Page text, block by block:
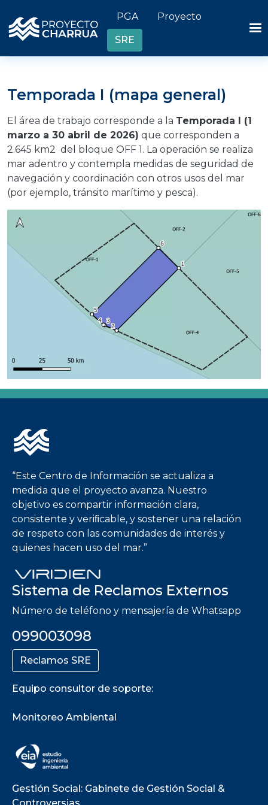
Header links
PGA Proyecto
SRE
Temporada I (mapa general)
El área de trabajo corresponde a la Temporada I (1
marzo a 30 abril de 2026) que corresponden a
2.645 km2 del bloque OFF 1. La operación se realiza
mar adentro y contempla medidas de seguridad de
navegación y coordinación con otros usos del mar
(por ejemplo, tránsito marítimo y pesca).
Imagen
Imagen
“Este Centro de Información se actualiza a
medida que el proyecto avanza. Nuestro
objetivo es compartir información clara,
consistente y veriﬁcable, y sostener una relación
de respeto con las comunidades de interés y
quienes hacen uso del mar.”
Sistema de Reclamos Externos
Número de teléfono y mensajería de Whatsapp
099003098
Reclamos SRE
Equipo consultor de soporte:
Monitoreo Ambiental
Gestión Social: Gabinete de Gestión Social &